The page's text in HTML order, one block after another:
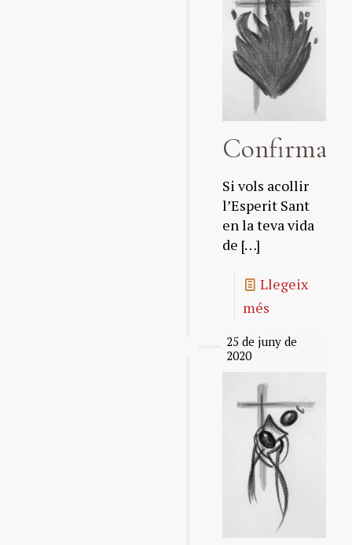
Si vols acollir
l’Esperit Sant
en la teva vida
de […]
Llegeix
més
25 de juny de
2020